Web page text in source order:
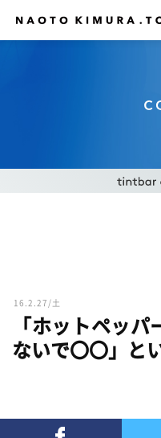
16.2.27/土
「ホットペッ
ないで〇〇」と